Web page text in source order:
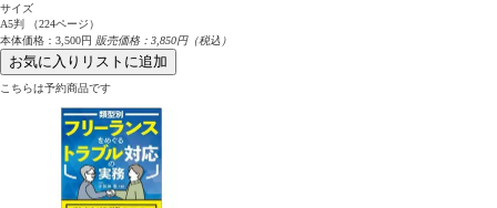
サイズ
A5判 （224ページ）
本体価格：3,500円 販売価格：3,850円（税込）
お気に入りリストに追加
こちらは予約商品です